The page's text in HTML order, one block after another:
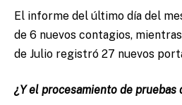
El informe del último día del
de 6 nuevos contagios,
de Julio registró 27 nuevos
¿Y el procesamiento de pruebas